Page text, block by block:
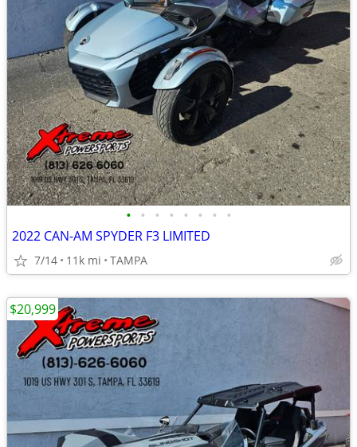
• • • • • • • •
2022 CAN-AM SPYDER F3 LIMITED
7/14 11k mi TAMPA
$20,999